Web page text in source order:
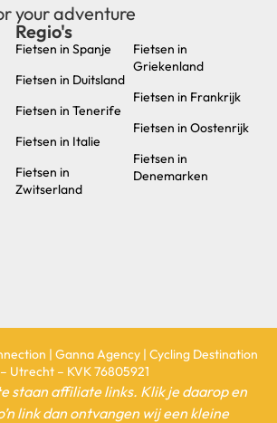
your adventure
Regio's
Fietsen in Spanje
Fietsen in Duitsland
Fietsen in Tenerife
Fietsen in Italie
Fietsen in
Zwitserland
Fietsen in
Griekenland
Fietsen in Frankrijk
Fietsen in Oostenrijk
Fietsen in
Denemarken
| Ganna Agency | Cycling Destination
– Utrecht – KVK 76805921
staan affiliate links. Klik je daarop en
link dan ontvangen wij een kleine